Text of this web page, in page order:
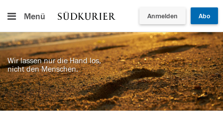
Menü Anmelden Abo
Wir lassen nur die Hand los,
nicht den Menschen.